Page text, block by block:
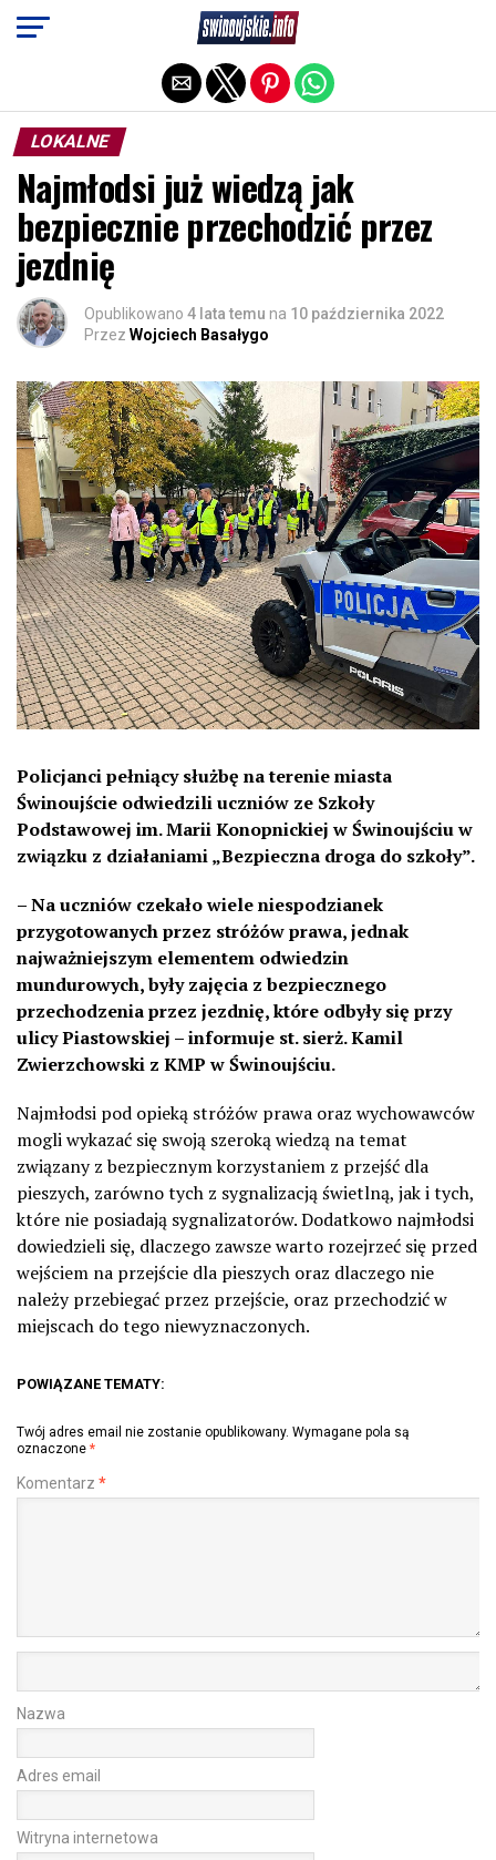
LOKALNE
Najmłodsi już wiedzą jak
bezpiecznie przechodzić przez
jezdnię
Opublikowano 4 lata temu na 10 października 2022
Przez Wojciech Basałygo
Policjanci pełniący służbę na terenie miasta
Świnoujście odwiedzili uczniów ze Szkoły
Podstawowej im. Marii Konopnickiej w Świnoujściu w
związku z działaniami „Bezpieczna droga do szkoły”.
– Na uczniów czekało wiele niespodzianek
przygotowanych przez stróżów prawa, jednak
najważniejszym elementem odwiedzin
mundurowych, były zajęcia z bezpiecznego
przechodzenia przez jezdnię, które odbyły się przy
ulicy Piastowskiej – informuje st. sierż. Kamil
Zwierzchowski z KMP w Świnoujściu.
Najmłodsi pod opieką stróżów prawa oraz wychowawców
mogli wykazać się swoją szeroką wiedzą na temat
związany z bezpiecznym korzystaniem z przejść dla
pieszych, zarówno tych z sygnalizacją świetlną, jak i tych,
które nie posiadają sygnalizatorów. Dodatkowo najmłodsi
dowiedzieli się, dlaczego zawsze warto rozejrzeć się przed
wejściem na przejście dla pieszych oraz dlaczego nie
należy przebiegać przez przejście, oraz przechodzić w
miejscach do tego niewyznaczonych.
POWIĄZANE TEMATY:
Twój adres email nie zostanie opublikowany. Wymagane pola są
oznaczone *
Komentarz *
Nazwa
Adres email
Witryna internetowa
Exit mobile version